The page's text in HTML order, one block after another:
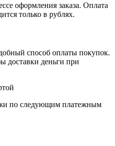
оформления заказа. Оплата
только в рублях.
способ оплаты покупок.
доставки деньги при
по cледующим платежным